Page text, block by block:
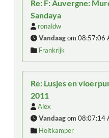
Re: F: Auvergne:
Sandaya
ronaldw
Vandaagom 08:57:06
Frankrijk
Re: Lusjes en
2011
Alex
Vandaagom 08:07:14
Holtkamper